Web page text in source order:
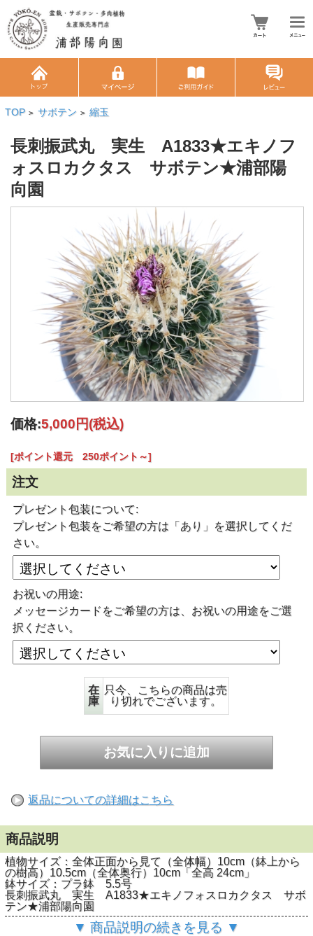
TOP > サボテン > 縮玉
長刺振武丸 実生 A1833★エキノフ
ォスロカクタス サボテン★浦部陽
向園
価格:5,000円(税込)
[ポイント還元 250ポイント～]
注文
プレゼント包装について:
プレゼント包装をご希望の方は「あり」を選択してくだ
さい。
お祝いの用途:
メッセージカードをご希望の方は、お祝いの用途をご選
択ください。
在
庫
只今、こちらの商品は売
り切れでございます。
返品についての詳細はこちら
商品説明
植物サイズ：全体正面から見て（全体幅）10cm（鉢上から
の樹高）10.5cm（全体奥行）10cm「全高 24cm」
鉢サイズ：プラ鉢 5.5号
長刺振武丸 実生 A1833★エキノフォスロカクタス サボ
テン★浦部陽向園
▼ 商品説明の続きを見る ▼